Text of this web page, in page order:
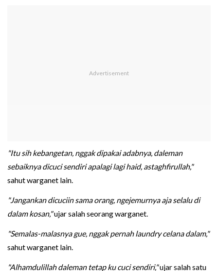
"Itu sih kebangetan, nggak dipakai adabnya, daleman
sebaiknya dicuci sendiri apalagi lagi haid, astaghfirullah,"
sahut warganet lain.
"Jangankan dicuciin sama orang, ngejemurnya aja selalu di
dalam kosan,"ujar salah seorang warganet.
"Semalas-malasnya gue, nggak pernah laundry celana dalam,"
sahut warganet lain.
"Alhamdulillah daleman tetap ku cuci sendiri,"ujar salah satu